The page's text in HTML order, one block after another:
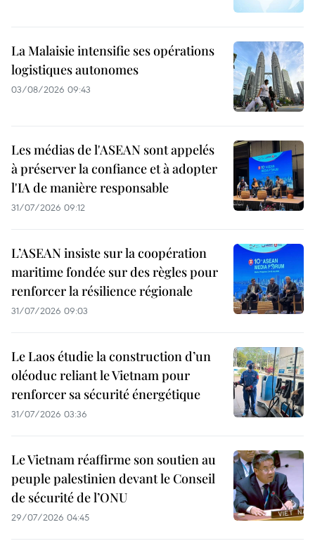
La Malaisie intensifie ses opérations
logistiques autonomes
03/08/2026 09:43
Les médias de l'ASEAN sont appelés
à préserver la confiance et à adopter
l'IA de manière responsable
31/07/2026 09:12
L’ASEAN insiste sur la coopération
maritime fondée sur des règles pour
renforcer la résilience régionale
31/07/2026 09:03
Le Laos étudie la construction d’un
oléoduc reliant le Vietnam pour
renforcer sa sécurité énergétique
31/07/2026 03:36
Le Vietnam réaffirme son soutien au
peuple palestinien devant le Conseil
de sécurité de l’ONU
29/07/2026 04:45